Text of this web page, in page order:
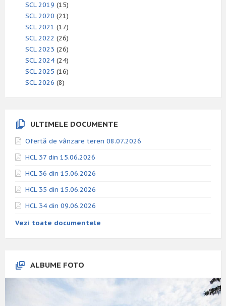
SCL 2019 (15)
SCL 2020 (21)
SCL 2021 (17)
SCL 2022 (26)
SCL 2023 (26)
SCL 2024 (24)
SCL 2025 (16)
SCL 2026 (8)
ULTIMELE DOCUMENTE
Ofertă de vânzare teren 08.07.2026
HCL 37 din 15.06.2026
HCL 36 din 15.06.2026
HCL 35 din 15.06.2026
HCL 34 din 09.06.2026
Vezi toate documentele
ALBUME FOTO